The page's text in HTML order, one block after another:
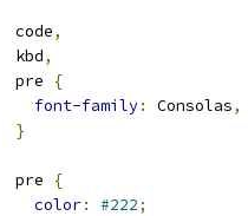
code
,
kbd
,
pre
{
font-family: Consolas,
}
pre
{
color: #222;